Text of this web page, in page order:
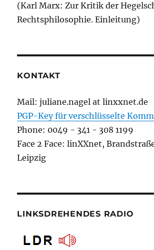
(Karl Marx: Zur Kritik der
Rechtsphilosophie. Einleitung)
KONTAKT
Mail: juliane.nagel at linxxnet.de
PGP-Key für verschlüsselte
Phone: 0049 - 341 - 308 1199
Face 2 Face: linXXnet,
Leipzig
LINKSDREHENDES RADIO